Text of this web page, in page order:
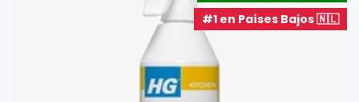
#1 en Países Bajos 🇳🇱